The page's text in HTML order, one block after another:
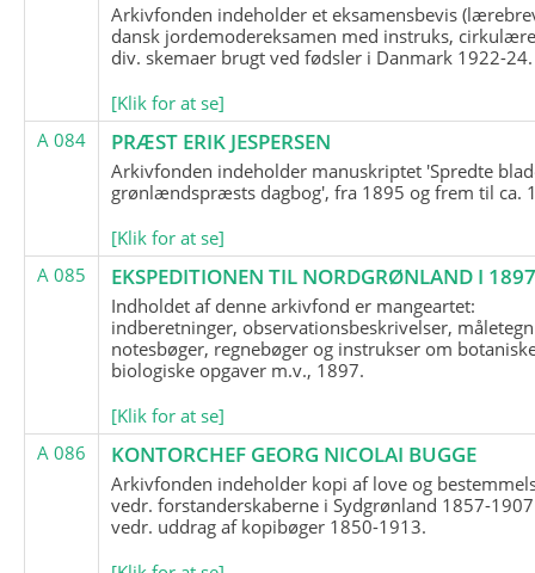
Arkivfonden indeholder et eksamensbevis
dansk jordemodereksamen med instruks,
div. skemaer brugt ved fødsler i Danmark 1922-24.
[Klik for at se]
A 084
PRÆST ERIK JESPERSEN
Arkivfonden indeholder manuskriptet 'Spredte
grønlændspræsts dagbog', fra 1895 og frem til ca.
[Klik for at se]
A 085
EKSPEDITIONEN TIL NORDGRØNLAND I
Indholdet af denne arkivfond er mangeartet:
indberetninger, observationsbeskrivelser,
notesbøger, regnebøger og instrukser om
biologiske opgaver m.v., 1897.
[Klik for at se]
A 086
KONTORCHEF GEORG NICOLAI BUGGE
Arkivfonden indeholder kopi af love og
vedr. forstanderskaberne i Sydgrønland 1857-
vedr. uddrag af kopibøger 1850-1913.